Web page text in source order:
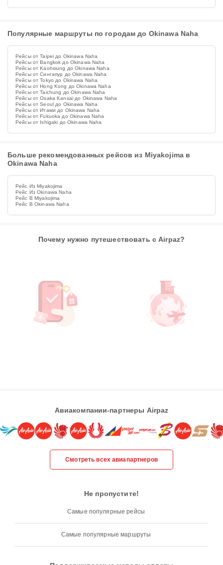
Популярные маршруты по городам до Okinawa Naha
Рейсы от Taipei до Okinawa Naha
Рейсы от Bangkok до Okinawa Naha
Рейсы от Kaohsiung до Okinawa Naha
Рейсы от Сингапур до Okinawa Naha
Рейсы от Tokyo до Okinawa Naha
Рейсы от Hong Kong до Okinawa Naha
Рейсы от Taichung до Okinawa Naha
Рейсы от Osaka Kansai до Okinawa Naha
Рейсы от Seoul до Okinawa Naha
Рейсы от Итами до Okinawa Naha
Рейсы от Fukuoka до Okinawa Naha
Рейсы от Ishigaki до Okinawa Naha
Больше рекомендованных рейсов из Miyakojima в
Okinawa Naha
Рейс Из Miyakojima
Рейс Из Okinawa Naha
Рейс В Miyakojima
Рейс В Okinawa Naha
Почему нужно путешествовать с Airpaz?
Авиакомпании-партнеры Airpaz
Смотреть всех авиапартнеров
Не пропустите!
Самые популярные рейсы
Самые популярные маршруты